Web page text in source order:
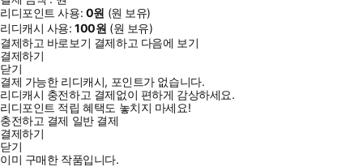
리디포인트 사용: 0원 (원 보유)
리디캐시 사용:100원 (원 보유)
결제하고 바로보기 결제하고 다음에 보기
결제하기
닫기
결제 가능한 리디캐시, 포인트가 없습니다.
리디캐시 충전하고 결제없이 편하게 감상하세요.
리디포인트 적립 혜택도 놓치지 마세요!
충전하고 결제 일반 결제
결제하기
닫기
이미 구매한 작품입니다.